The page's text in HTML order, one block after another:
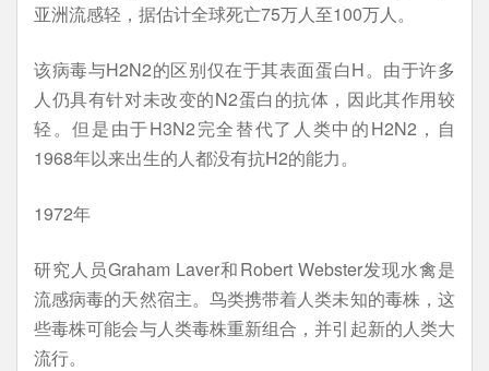
亚洲流感轻，据估计全球死亡75万人至100万人。
该病毒与H2N2的区别仅在于其表面蛋白H。由于许多
人仍具有针对未改变的N2蛋白的抗体，因此其作用较
轻。但是由于H3N2完全替代了人类中的H2N2，自
1968年以来出生的人都没有抗H2的能力。
1972年
研究人员Graham Laver和Robert Webster发现水禽是
流感病毒的天然宿主。鸟类携带着人类未知的毒株，这
些毒株可能会与人类毒株重新组合，并引起新的人类大
流行。